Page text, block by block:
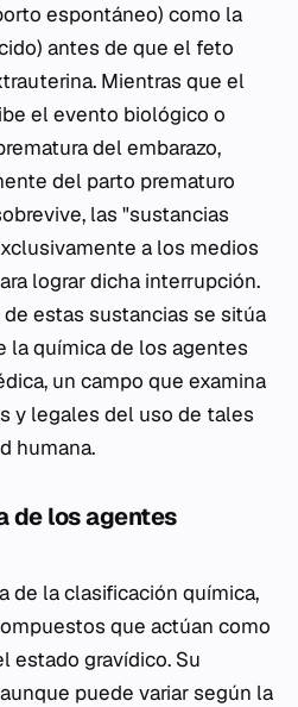
espontáneo) como la
antes de que el feto
Mientras que el
el evento biológico o
del embarazo,
del parto prematuro
las "sustancias
a los medios
lograr dicha interrupción.
estas sustancias se sitúa
la química de los agentes
un campo que examina
y legales del uso de tales
humana.
de los agentes
de la clasificación química,
que actúan como
estado gravídico. Su
puede variar según la